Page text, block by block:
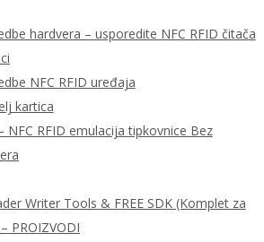
hardvera – usporedite NFC RFID čitača
NFC RFID uređaja
kartica
NFC RFID emulacija tipkovnice Bez
Writer Tools & FREE SDK (Komplet za
PROIZVODI